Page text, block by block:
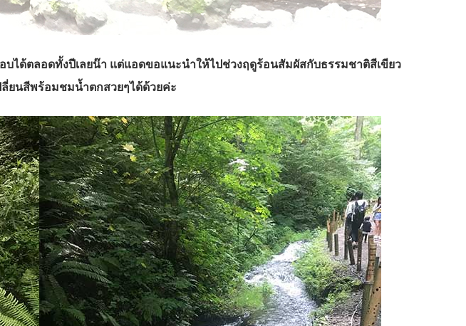
ได้ตลอดทั้งปีเลยน๊า แต่แอดขอแนะนำให้ไปช่วงฤดูร้อนสัมผัสกับธรรมชาติสีเขียว
ยนสีพร้อมชมน้ำตกสวยๆได้ด้วยค่ะ